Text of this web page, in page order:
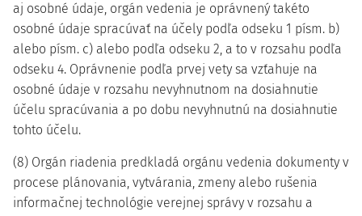
aj osobné údaje, orgán vedenia je oprávnený takéto
osobné údaje spracúvať na účely podľa odseku 1 písm. b)
alebo písm. c) alebo podľa odseku 2, a to v rozsahu podľa
odseku 4. Oprávnenie podľa prvej vety sa vzťahuje na
osobné údaje v rozsahu nevyhnutnom na dosiahnutie
účelu spracúvania a po dobu nevyhnutnú na dosiahnutie
tohto účelu.
(8) Orgán riadenia predkladá orgánu vedenia dokumenty v
procese plánovania, vytvárania, zmeny alebo rušenia
informačnej technológie verejnej správy v rozsahu a